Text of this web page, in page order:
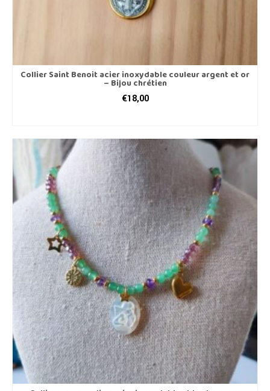
Collier Saint Benoit acier inoxydable couleur argent et or
– Bijou chrétien
€18,00